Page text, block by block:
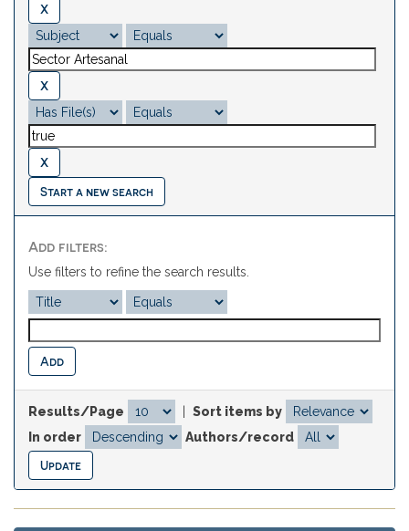
Start a new search
Add filters:
Use filters to refine the search results.
Results/Page
Sort items by
In order
Authors/record